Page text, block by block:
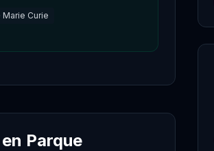
Marie Curie
Parque